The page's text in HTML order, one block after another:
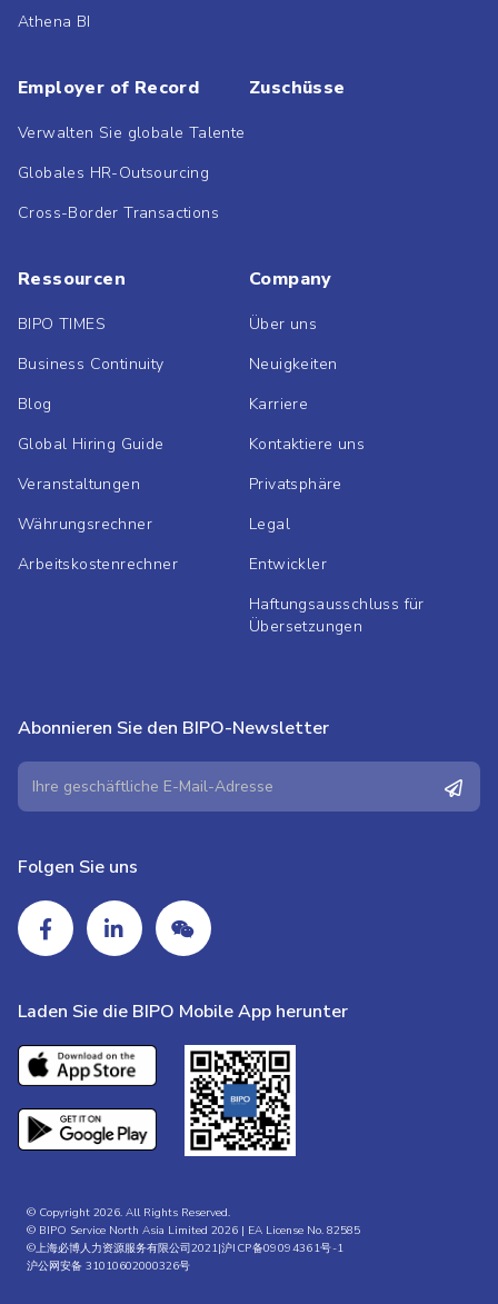
Athena BI
Employer of Record
Verwalten Sie globale Talente
Globales HR-Outsourcing
Cross-Border Transactions
Zuschüsse
Ressourcen
BIPO TIMES
Business Continuity
Blog
Global Hiring Guide
Veranstaltungen
Währungsrechner
Arbeitskostenrechner
Company
Über uns
Neuigkeiten
Karriere
Kontaktiere uns
Privatsphäre
Legal
Entwickler
Haftungsausschluss für
Übersetzungen
Abonnieren Sie den BIPO-Newsletter
Folgen Sie uns
Laden Sie die BIPO Mobile App herunter
© Copyright 2026. All Rights Reserved.
© BIPO Service North Asia Limited 2026 | EA License No. 82585
©上海必博人力资源服务有限公司2021|沪ICP备09094361号-1
沪公网安备 31010602000326号